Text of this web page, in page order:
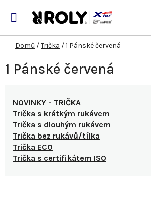
Domů /Trička /1 Pánské červená
1 Pánské červená
NOVINKY - TRIČKA
Trička s krátkým rukávem
Trička s dlouhým rukávem
Trička bez rukávů/tílka
Trička ECO
Trička s certifikátem ISO